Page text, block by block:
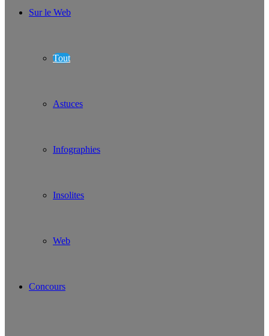
Sur le Web
Tout
Astuces
Infographies
Insolites
Web
Concours